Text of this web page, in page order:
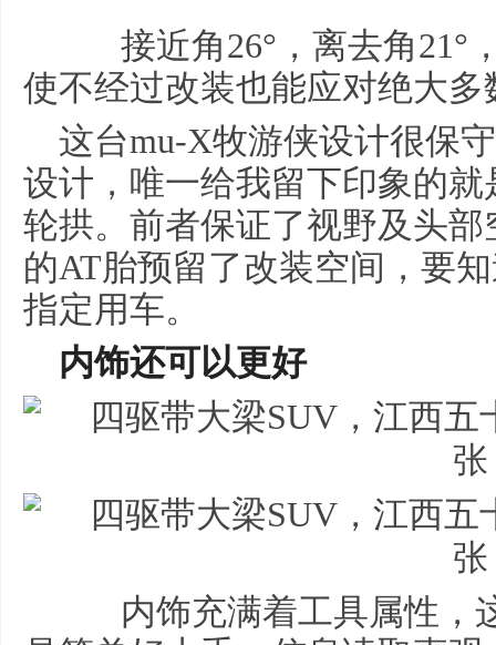
接近角26°，离去角21°
使不经过改装也能应对绝大
这台mu-X牧游侠设计很保
设计，唯一给我留下印象的就
轮拱。前者保证了视野及头
的AT胎预留了改装空间，要
指定用车。
内饰还可以更好
内饰充满着工具属性，